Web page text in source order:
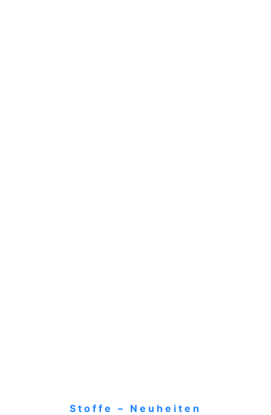
Stoffe – Neuheiten